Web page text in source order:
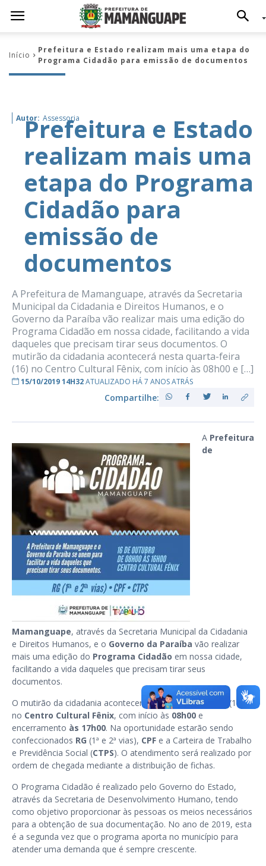
Início
Prefeitura e Estado realizam mais uma etapa do
Programa Cidadão para emissão de documentos
Autor: Assessoria
Prefeitura e Estado
realizam mais uma
etapa do Programa
Cidadão para
emissão de
documentos
A Prefeitura de Mamanguape, através da Secretaria
Municipal da Cidadania e Direitos Humanos, e o
Governo da Paraíba vão realizar mais uma edição do
Programa Cidadão em nossa cidade, facilitando a vida
daqueles que precisam tirar seus documentos. O
mutirão da cidadania acontecerá nesta quarta-feira
(16) no Centro Cultural Fênix, com início às 08h00 e […]
15/10/2019 14H32ATUALIZADO HÁ 7 ANOS ATRÁS
Compartilhe:
A Prefeitura
de
Mamanguape, através da Secretaria Municipal da Cidadania
e Direitos Humanos, e o Governo da Paraíba vão realizar
mais uma edição do Programa Cidadão em nossa cidade,
facilitando a vida daqueles que precisam tirar seus
documentos.
O mutirão da cidadania acontecerá nesta quarta-feira
(16)
no Centro Cultural Fênix, com início às 08h00 e
encerramento às 17h00. Na oportunidade estarão sendo
confeccionados RG (1ª e 2ª vias), CPF e a Carteira de Trabalho
e Previdência Social (CTPS). O atendimento será realizado por
ordem de chegada mediante a distribuição de fichas.
O Programa Cidadão é realizado pelo Governo do Estado,
através da Secretaria de Desenvolvimento Humano, tendo
como objetivo proporcionar às pessoas os meios necessários
para a obtenção de sua documentação. No ano de 2019, esta
é a segunda vez que o programa aporta no município para
atender uma demanda que é sempre crescente.